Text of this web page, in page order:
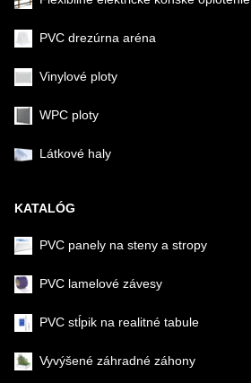
PVC drezúrna aréna
Vinylové ploty
WPC ploty
Látkové haly
KATALÓG
PVC panely na steny a stropy
PVC lamelové závesy
PVC stĺpik na realitné tabule
Vyvýšené záhradné záhony